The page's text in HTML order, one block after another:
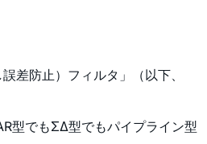
差防止）フィルタ」（以下、
型でもΣΔ型でもパイプライン型